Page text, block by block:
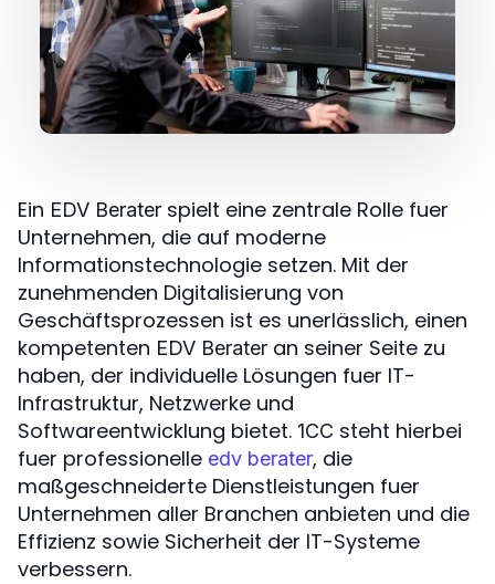
Ein EDV Berater spielt eine zentrale Rolle fuer
Unternehmen, die auf moderne
Informationstechnologie setzen. Mit der
zunehmenden Digitalisierung von
Geschäftsprozessen ist es unerlässlich, einen
kompetenten EDV Berater an seiner Seite zu
haben, der individuelle Lösungen fuer IT-
Infrastruktur, Netzwerke und
Softwareentwicklung bietet. 1CC steht hierbei
fuer professionelle edv berater, die
maßgeschneiderte Dienstleistungen fuer
Unternehmen aller Branchen anbieten und die
Effizienz sowie Sicherheit der IT-Systeme
verbessern.